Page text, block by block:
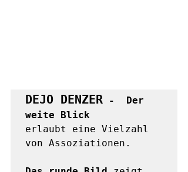
DEJO DENZER -  Der
weite Blick
erlaubt eine Vielzahl
von Assoziationen.